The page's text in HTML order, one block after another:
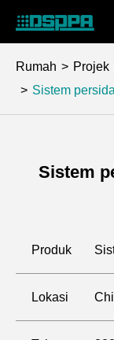
Rumah Projek
Sistem
Sistem
Produk
Lokasi